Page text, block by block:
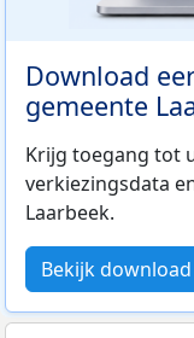
Download
gemeente
Krijg toegang tot
verkiezingsdata
Laarbeek.
Bekijk download